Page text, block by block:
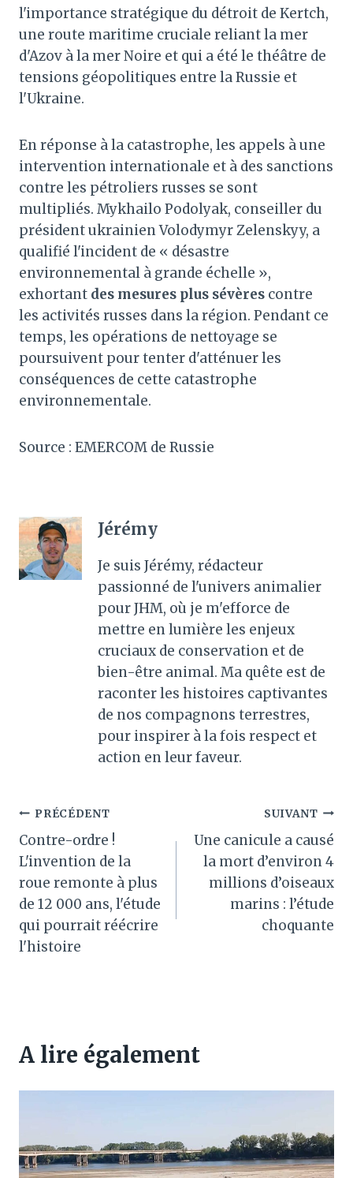
l'importance stratégique du détroit de Kertch,
une route maritime cruciale reliant la mer
d'Azov à la mer Noire et qui a été le théâtre de
tensions géopolitiques entre la Russie et
l'Ukraine.
En réponse à la catastrophe, les appels à une
intervention internationale et à des sanctions
contre les pétroliers russes se sont
multipliés. Mykhailo Podolyak, conseiller du
président ukrainien Volodymyr Zelenskyy, a
qualifié l'incident de « désastre
environnemental à grande échelle »,
exhortant des mesures plus sévères contre
les activités russes dans la région. Pendant ce
temps, les opérations de nettoyage se
poursuivent pour tenter d'atténuer les
conséquences de cette catastrophe
environnementale.
Source : EMERCOM de Russie
Jérémy
Je suis Jérémy, rédacteur
passionné de l'univers animalier
pour JHM, où je m'efforce de
mettre en lumière les enjeux
cruciaux de conservation et de
bien-être animal. Ma quête est de
raconter les histoires captivantes
de nos compagnons terrestres,
pour inspirer à la fois respect et
action en leur faveur.
Navigation
de
l’article
PRÉCÉDENT
Contre-ordre !
L'invention de la
roue remonte à plus
de 12 000 ans, l'étude
qui pourrait réécrire
l'histoire
SUIVANT
Une canicule a causé
la mort d’environ 4
millions d’oiseaux
marins : l’étude
choquante
A lire également